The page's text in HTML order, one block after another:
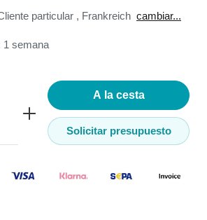
particular , Frankreich cambiar...
1 semana
A la cesta
Solicitar presupuesto